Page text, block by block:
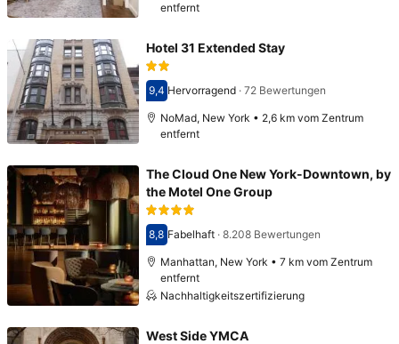
entfernt
Hotel 31 Extended Stay
Bewertet mit 9,4
9,4 Hervorragend· 72 Bewertungen
NoMad, New York • 2,6 km vom Zentrum
entfernt
The Cloud One New York-Downtown, by
the Motel One Group
Bewertet mit 8,8
8,8 Fabelhaft· 8.208 Bewertungen
Manhattan, New York • 7 km vom Zentrum
entfernt
Nachhaltigkeitszertifizierung
West Side YMCA